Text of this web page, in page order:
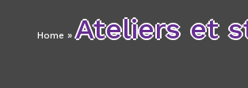
Home »Ateliers et